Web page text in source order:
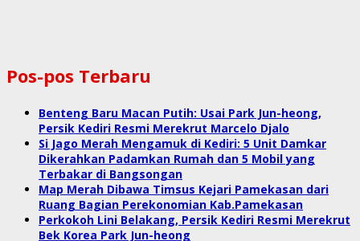
Pos-pos Terbaru
Benteng Baru Macan Putih: Usai Park Jun-heong,
Persik Kediri Resmi Merekrut Marcelo Djalo
Si Jago Merah Mengamuk di Kediri: 5 Unit Damkar
Dikerahkan Padamkan Rumah dan 5 Mobil yang
Terbakar di Bangsongan
Map Merah Dibawa Timsus Kejari Pamekasan dari
Ruang Bagian Perekonomian Kab.Pamekasan
Perkokoh Lini Belakang, Persik Kediri Resmi Merekrut
Bek Korea Park Jun-heong